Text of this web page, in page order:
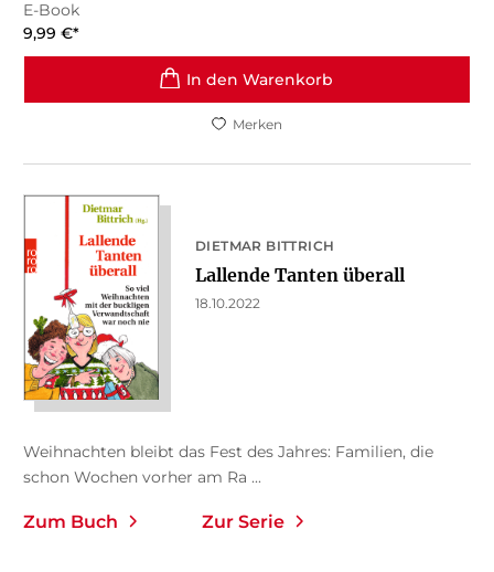
E-Book
9,99 €*
In den Warenkorb
Merken
DIETMAR BITTRICH
Lallende Tanten überall
18.10.2022
Weihnachten bleibt das Fest des Jahres: Familien, die
schon Wochen vorher am Ra ...
Zum Buch Zur Serie